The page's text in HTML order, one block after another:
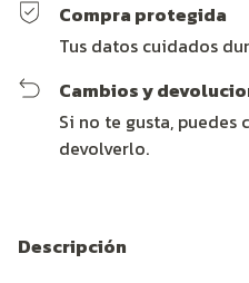
Compra protegida
Tus datos cuidados
Cambios y
Si no te gusta,
devolverlo.
Descripción